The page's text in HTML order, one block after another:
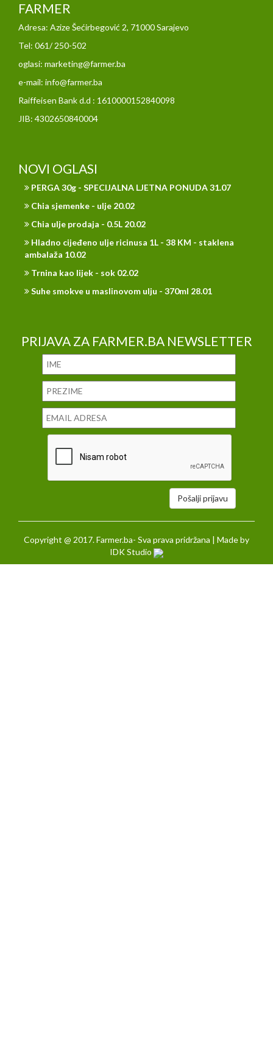
FARMER
Adresa: Azize Šećirbegović 2, 71000 Sarajevo
Tel: 061/ 250-502
oglasi: marketing@farmer.ba
e-mail: info@farmer.ba
Raiffeisen Bank d.d : 1610000152840098
JIB: 4302650840004
NOVI OGLASI
PERGA 30g - SPECIJALNA LJETNA PONUDA 31.07
Chia sjemenke - ulje 20.02
Chia ulje prodaja - 0.5L 20.02
Hladno cijeđeno ulje ricinusa 1L - 38 KM - staklena
ambalaža 10.02
Trnina kao lijek - sok 02.02
Suhe smokve u maslinovom ulju - 370ml 28.01
PRIJAVA ZA FARMER.BA NEWSLETTER
Pošalji prijavu
Copyright @ 2017. Farmer.ba- Sva prava pridržana | Made by
IDK Studio